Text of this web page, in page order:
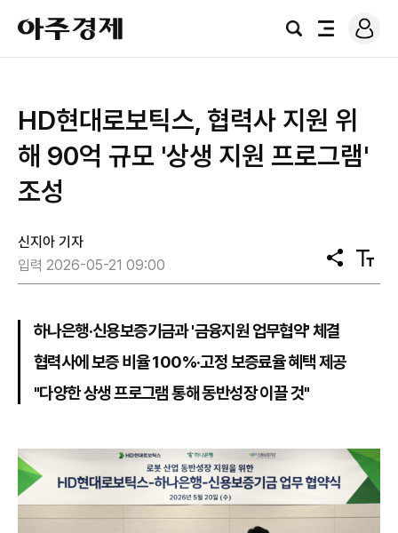
아
주
경
검
전
로
그
HD현대로보틱스, 협력사 지원 위
해 90억 규모 '상생 지원 프로그램'
조성
신지아 기자
입력 2026-05-21 09:00
공
유
텍
스
하나은행·신용보증기금과 '금융지원 업무협약' 체결
협력사에 보증 비율 100%·고정 보증료율 혜택 제공
"다양한 상생 프로그램 통해 동반성장 이끌 것"